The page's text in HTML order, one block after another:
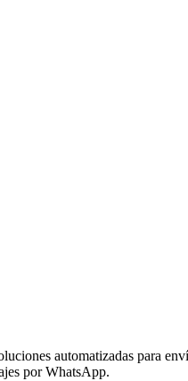
automatizadas para
por WhatsApp.